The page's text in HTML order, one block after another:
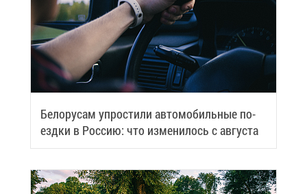
Бе­ло­ру­сам упро­сти­ли ав­то­мо­биль­ные по­
езд­ки в Рос­сию: что из­ме­ни­лось с ав­гу­ста